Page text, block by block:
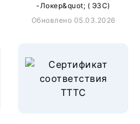
-Локер&quot; ( ЭЗС)
Обновлено 05.03.2026